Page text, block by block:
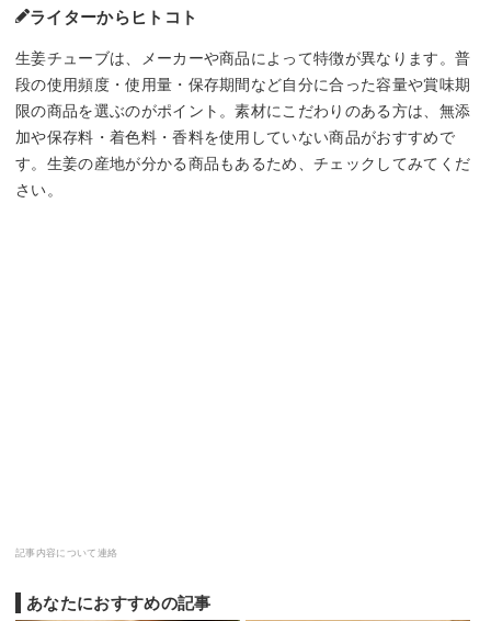
ライターからヒトコト
生姜チューブは、メーカーや商品によって特徴が異なります。普
段の使用頻度・使用量・保存期間など自分に合った容量や賞味期
限の商品を選ぶのがポイント。素材にこだわりのある方は、無添
加や保存料・着色料・香料を使用していない商品がおすすめで
す。生姜の産地が分かる商品もあるため、チェックしてみてくだ
さい。
記事内容について連絡
あなたにおすすめの記事